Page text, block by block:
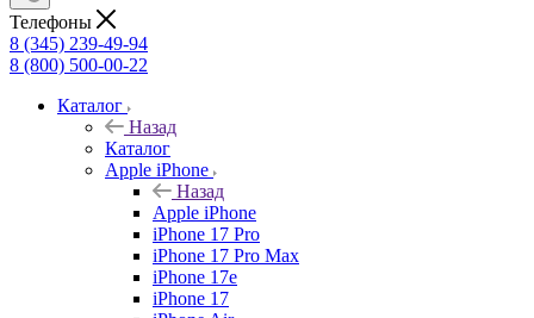
Телефоны
8 (345) 239-49-94
8 (800) 500-00-22
Каталог
Назад
Каталог
Apple iPhone
Назад
Apple iPhone
iPhone 17 Pro
iPhone 17 Pro Max
iPhone 17e
iPhone 17